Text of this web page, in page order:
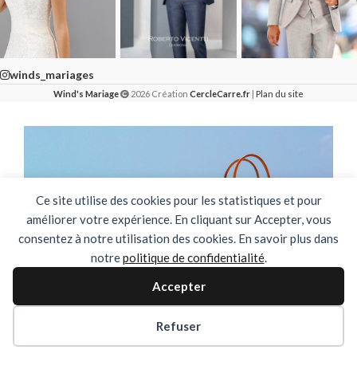
Ce site utilise des cookies pour les statistiques et pour
améliorer votre expérience. En cliquant sur Accepter, vous
consentez à notre utilisation des cookies. En savoir plus dans
notrepolitique de confidentialité.
Accepter
Refuser
winds_mariages
Wind's Mariage 2026 Création CercleCarre.fr | Plan du site
🌴✨ FERMETURE ESTIVALE ✨🌴